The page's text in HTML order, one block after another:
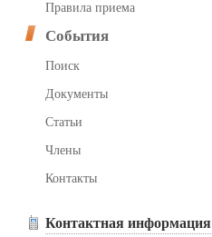
Правила приема
События
Поиск
Документы
Статьи
Члены
Контакты
Контактная информация